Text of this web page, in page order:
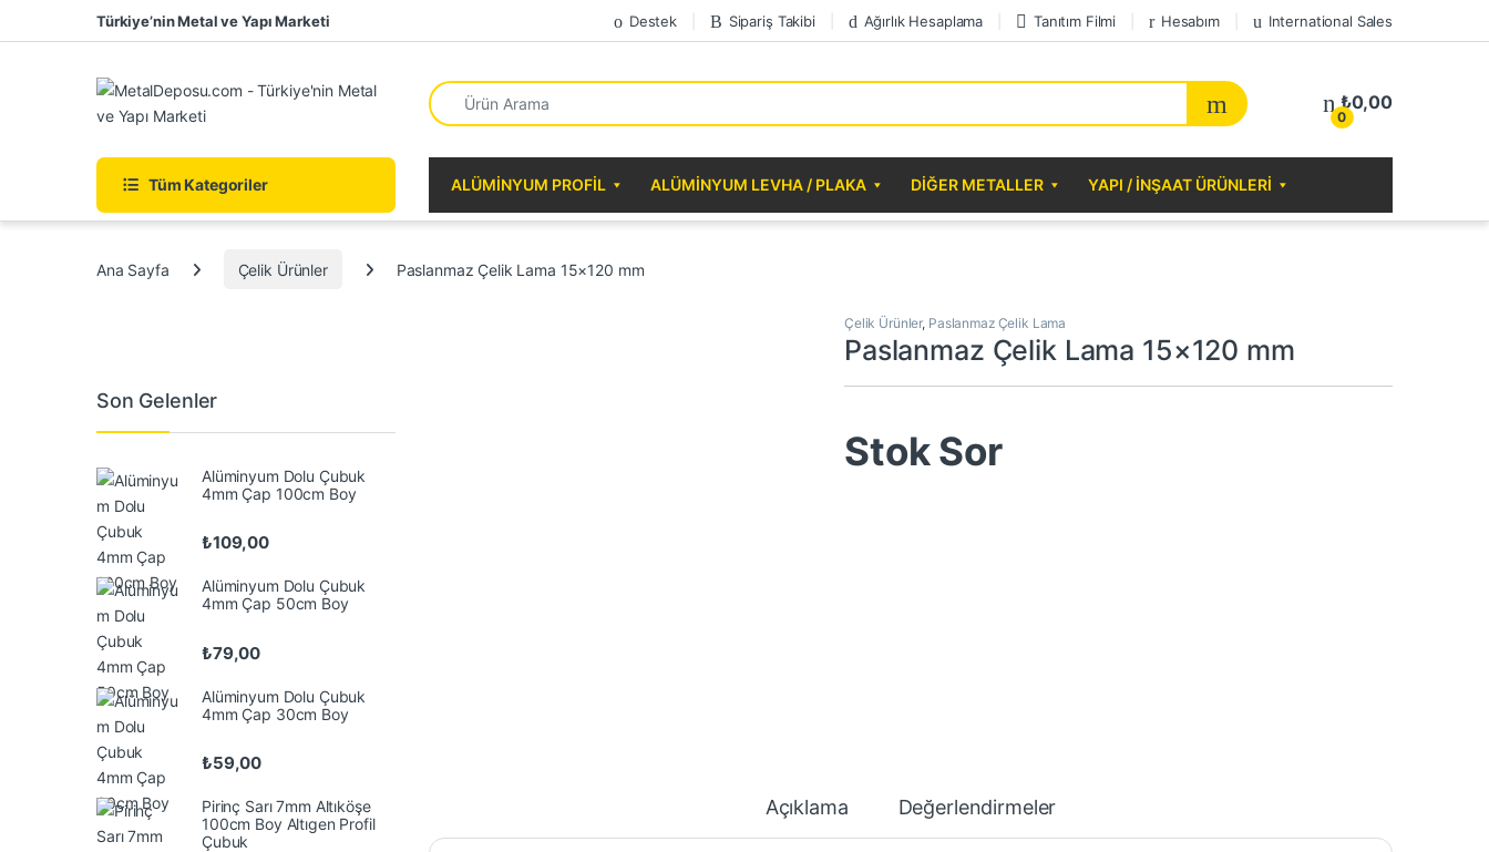
Skip to navigation
Skip to contentTürkiye’nin Metal ve Yapı Marketi Destek Sipariş Takibi Ağırlık Hesaplama Tanıtım Filmi Hesabım International Sales
Search for:
0
₺0,00
Tüm Kategoriler ALÜMINYUM PROFIL ALÜMINYUM LEVHA / PLAKA DIĞER METALLER YAPI / İNŞAAT ÜRÜNLERI
Ana Sayfa Çelik Ürünler Paslanmaz Çelik Lama 15×120 mm
Çelik Ürünler, Paslanmaz Çelik Lama
Paslanmaz Çelik Lama 15×120 mm
Stok Sor
Açıklama Değerlendirmeler
Son Gelenler
Alüminyum Dolu Çubuk
4mm Çap 100cm Boy
₺109,00
Alüminyum Dolu Çubuk
4mm Çap 50cm Boy
₺79,00
Alüminyum Dolu Çubuk
4mm Çap 30cm Boy
₺59,00
Pirinç Sarı 7mm Altıköşe
100cm Boy Altıgen Profil
Çubuk